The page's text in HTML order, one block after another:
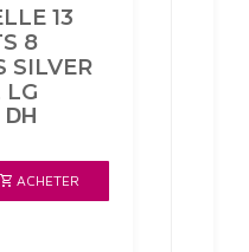
13
8
SILVER
LG
DH
ACHETER